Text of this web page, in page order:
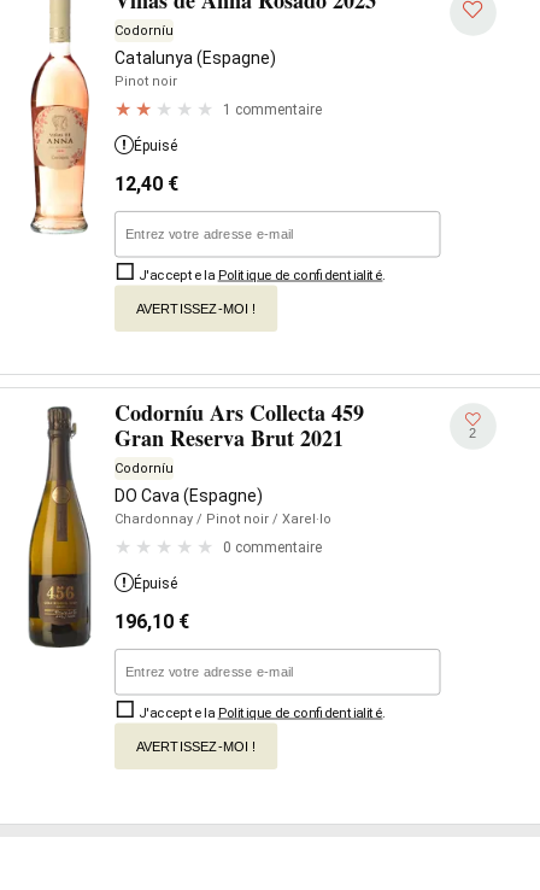
Codorníu
Catalunya (Espagne)
Pinot noir
1 commentaire
Épuisé
12,40 €
J'accepte la Politique de confidentialité
AVERTISSEZ-MOI !
Codorníu Ars Collecta 459
Gran Reserva Brut 2021
Codorníu
DO Cava (Espagne)
Chardonnay / Pinot noir / Xarel·lo
0 commentaire
2
Épuisé
196,10 €
J'accepte la Politique de confidentialité
AVERTISSEZ-MOI !